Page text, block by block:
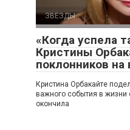
ЗВЕЗДЫ
«Когда успела
Кристины
поклонников
Кристина Орбакайте
важного события в
окончила